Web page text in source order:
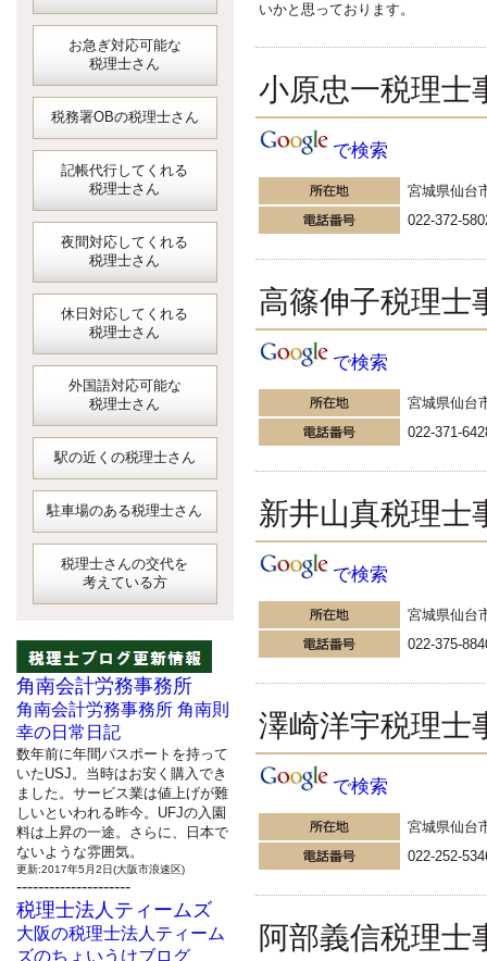
お急ぎ対応可能な
税理士さん
税務署OBの税理士さん
記帳代行してくれる
税理士さん
夜間対応してくれる
税理士さん
休日対応してくれる
税理士さん
外国語対応可能な
税理士さん
駅の近くの税理士さん
駐車場のある税理士さん
税理士さんの交代を
考えている方
角南会計労務事務所
角南会計労務事務所 角南則
幸の日常日記
数年前に年間パスポートを持って
いたUSJ。当時はお安く購入でき
ました。サービス業は値上げが難
しいといわれる昨今。UFJの入園
料は上昇の一途。さらに、日本で
ないような雰囲気。
更新:2017年5月2日(大阪市浪速区)
---------------------
税理士法人ティームズ
大阪の税理士法人ティーム
ズのちょいうけブログ
いかと思っております。
小原忠一税理士
で検索
宮城県仙台
022-372-
高篠伸子税理士
で検索
宮城県仙台
022-371-
新井山真税理士
で検索
宮城県仙台
022-375-
澤崎洋宇税理士
で検索
宮城県仙台
022-252-
阿部義信税理士